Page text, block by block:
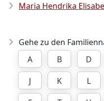
Maria Hendrika
Gehe zu den
A
B D
J
K L